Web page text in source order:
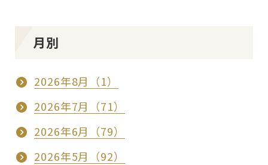
月別
2026年8月（1）
2026年7月（71）
2026年6月（79）
2026年5月（92）